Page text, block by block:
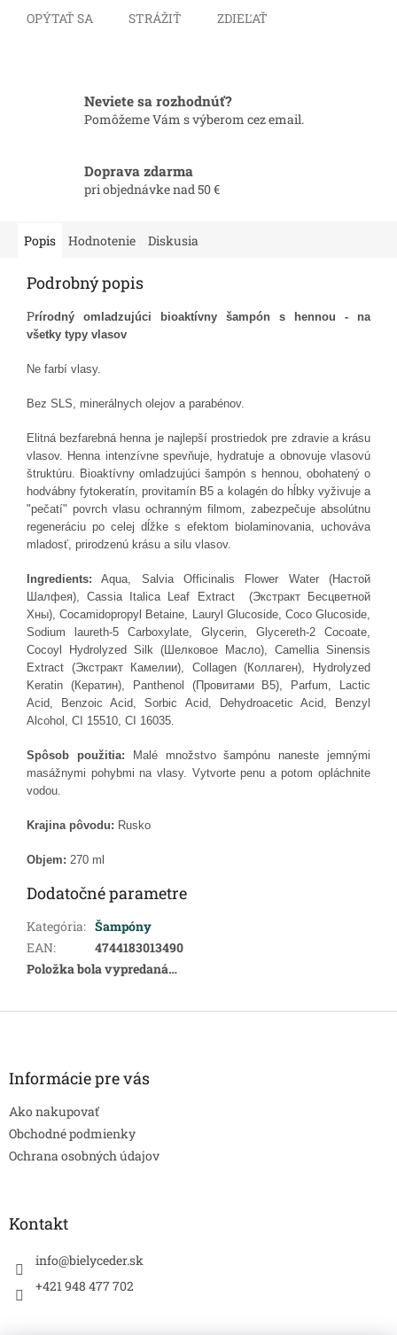
OPÝTAŤ SA STRÁŽIŤ ZDIEĽAŤ
Neviete sa rozhodnúť?
Pomôžeme Vám s výberom cez email.
Doprava zdarma
pri objednávke nad 50 €
Popis Hodnotenie Diskusia
Podrobný popis
Prírodný omladzujúci bioaktívny šampón s hennou - na
všetky typy vlasov
Ne farbí vlasy.
Bez SLS, minerálnych olejov a parabénov.
Elitná bezfarebná henna je najlepší prostriedok pre zdravie a krásu
vlasov. Henna intenzívne spevňuje, hydratuje a obnovuje vlasovú
štruktúru. Bioaktívny omladzujúci šampón s hennou, obohatený o
hodvábny fytokeratín, provitamín B5 a kolagén do hĺbky vyživuje a
"pečatí" povrch vlasu ochranným filmom, zabezpečuje absolútnu
regeneráciu po celej dĺžke s efektom biolaminovania, uchováva
mladosť, prirodzenú krásu a silu vlasov.
Ingredients: Aqua, Salvia Officinalis Flower Water (Настой
Шалфея), Cassia Italica Leaf Extract (Экстракт Бесцветной
Хны), Cocamidopropyl Betaine, Lauryl Glucoside, Coco Glucoside,
Sodium laureth-5 Carboxylate, Glycerin, Glycereth-2 Cocoate,
Cocoyl Hydrolyzed Silk (Шелковое Масло), Camellia Sinensis
Extract (Экстракт Камелии), Collagen (Коллаген), Hydrolyzed
Keratin (Кератин), Panthenol (Провитами B5), Parfum, Lactic
Acid, Benzoic Acid, Sorbic Acid, Dehydroacetic Acid, Benzyl
Alcohol, CI 15510, CI 16035.
Spôsob použitia: Malé množstvo šampónu naneste jemnými
masážnymi pohybmi na vlasy. Vytvorte penu a potom opláchnite
vodou.
Krajina pôvodu: Rusko
Objem: 270 ml
Dodatočné parametre
Kategória: Šampóny
EAN:
4744183013490
Položka bola vypredaná…
Z
Informácie pre vás
Ako nakupovať
Obchodné podmienky
Ochrana osobných údajov
Kontakt
info@bielyceder.sk
+421 948 477 702